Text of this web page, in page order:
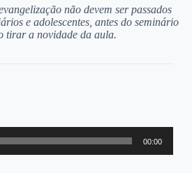
não devem ser passados
e adolescentes, antes do seminário
tirar a novidade da aula.
00:00